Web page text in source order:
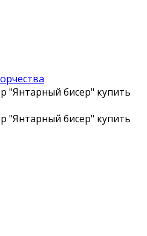
"Янтарный бисер" купить
"Янтарный бисер" купить